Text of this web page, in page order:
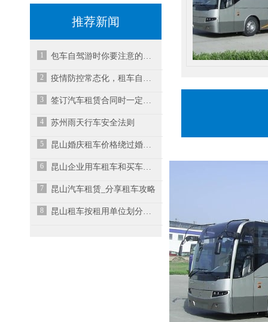
推荐新闻
1 包车自驾游时你要注意的事项有哪些呢？-昆山租车
2 疫情防控常态化，租车自驾游值得推荐
3 签订汽车租赁合同时一定要注意细节-昆山租车
4 苏州雨天行车安全法则
5 昆山婚庆租车价格绕过婚庆中介能省不少
6 昆山企业用车租车和买车哪个更好？
7 昆山汽车租赁_分享租车攻略
8 昆山租车按租用单位划分种类